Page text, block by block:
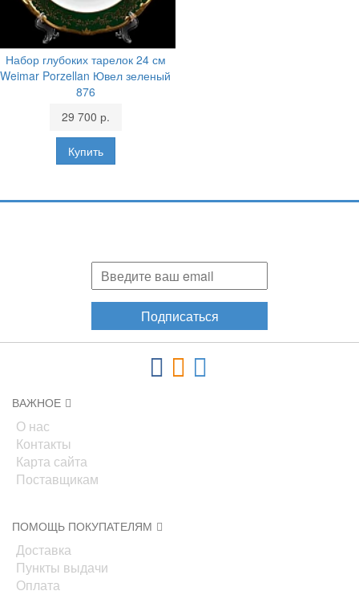
Набор глубоких тарелок 24 см
Weimar Porzellan Ювел зеленый
876
29 700 р.
Подписаться
ВАЖНОЕ
О нас
Контакты
Карта сайта
Поставщикам
ПОМОЩЬ ПОКУПАТЕЛЯМ
Доставка
Пункты выдачи
Оплата